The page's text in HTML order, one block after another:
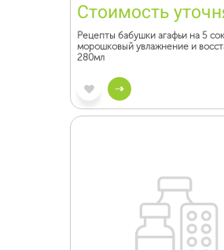
Стоимость
Рецепты бабушки агафьи на 5
морошковый увлажнение и
280мл